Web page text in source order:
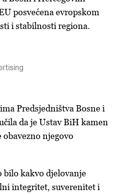
posvećena evropskom
i stabilnosti regiona.
Predsjedništva Bosne i
da je Ustav BiH kamen
njegovo
bilo kakvo djelovanje
integritet, suverenitet i